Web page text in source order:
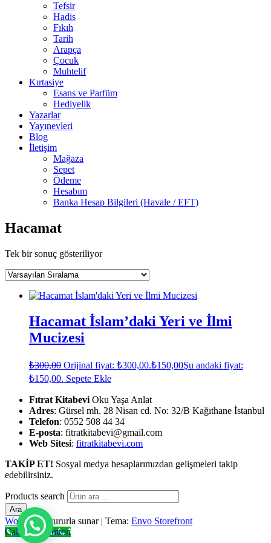
Tefsir
Hadis
Fıkıh
Tarih
Arapça
Çocuk
Muhtelif
Kırtasiye
Esans ve Parfüm
Hediyelik
Yazarlar
Yayınevleri
Blog
İletişim
Mağaza
Sepet
Ödeme
Hesabım
Banka Hesap Bilgileri (Havale / EFT)
Hacamat
Tek bir sonuç gösteriliyor
Hacamat İslam’daki Yeri ve İlmi
Mucizesi
₺300,00 Orijinal fiyat: ₺300,00.₺150,00Şu andaki fiyat:
₺150,00. Sepete Ekle
Fıtrat Kitabevi Oku Yaşa Anlat
Adres: Gürsel mh. 28 Nisan cd. No: 32/B Kağıthane İstanbul
Telefon: 0552 508 44 34
E-posta: fitratkitabevi@gmail.com
Web Sitesi: fitratkitabevi.com
TAKİP ET! Sosyal medya hesaplarımızdan gelişmeleri takip
edebilirsiniz.
Products search
Ara
WordPress gururla sunar | Tema: Envo Storefront
Call Now Button